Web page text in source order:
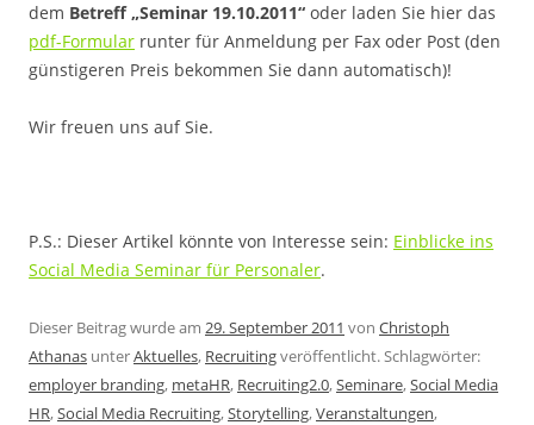
dem Betreff „Seminar 19.10.2011“ oder laden Sie hier das
pdf-Formular runter für Anmeldung per Fax oder Post (den
günstigeren Preis bekommen Sie dann automatisch)!
Wir freuen uns auf Sie.
P.S.: Dieser Artikel könnte von Interesse sein: Einblicke ins
Social Media Seminar für Personaler.
Dieser Beitrag wurde am 29. September 2011 von Christoph
Athanas unterAktuelles, Recruitingveröffentlicht. Schlagwörter:
employer branding, metaHR, Recruiting2.0,Seminare,Social Media
HR,Social Media Recruiting,Storytelling,Veranstaltungen,